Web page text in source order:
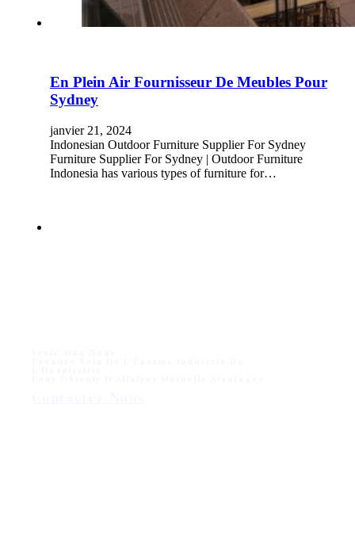
En Plein Air Fournisseur De Meubles Pour
Sydney
janvier 21, 2024
Indonesian Outdoor Furniture Supplier For Sydney
Furniture Supplier For Sydney | Outdoor Furniture
Indonesia has various types of furniture for…